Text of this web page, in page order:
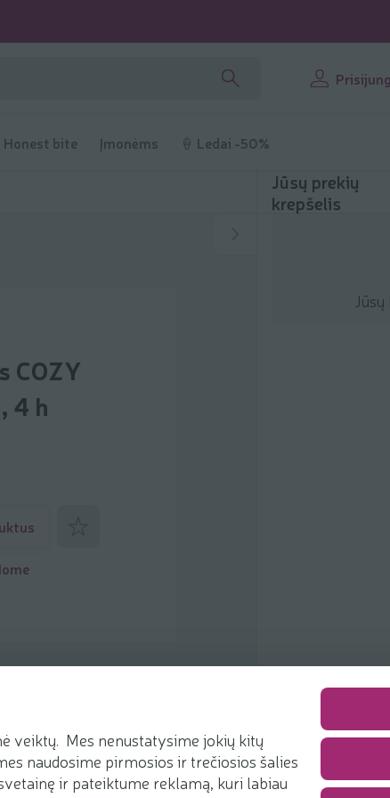
veiktų. Mes nenustatysime jokių kitų
naudosime pirmosios ir trečiosios šalies
ir pateiktume reklamą, kuri labiau
Honest bite Įmonėms 🍦 Ledai -50%
COZY
4 h
Jūsų prekių
krepšelis
Pakavimo mokestis